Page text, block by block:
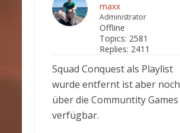
maxx
Administrator
Offline
Topics: 2581
Replies: 2411
Squad Conquest als Playlist
wurde entfernt ist aber noch
über die Communtity Games
verfügbar.